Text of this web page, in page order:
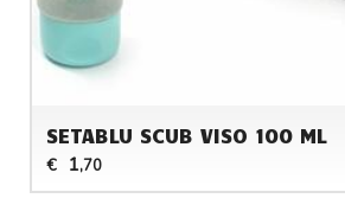
SETABLU SCUB VISO 100 ML
€ 1,70